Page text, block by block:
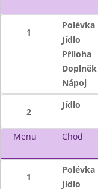
1
Polévka
Jídlo
Příloha
Doplněk
Nápoj
2
Jídlo
Menu Chod
1
Polévka
Jídlo